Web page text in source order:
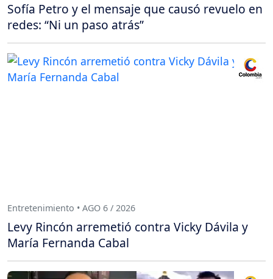
Sofía Petro y el mensaje que causó revuelo en
redes: “Ni un paso atrás”
Entretenimiento • AGO 6 / 2026
Levy Rincón arremetió contra Vicky Dávila y
María Fernanda Cabal